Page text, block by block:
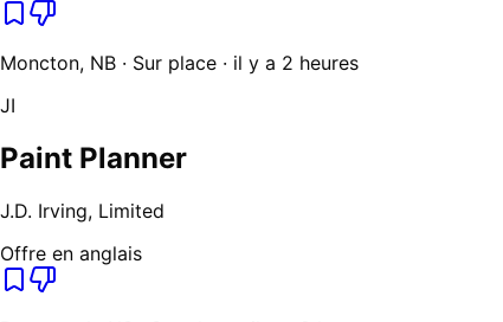
Moncton, NB · Sur place · il y a 2 heures
JI
Paint Planner
J.D. Irving, Limited
Offre en anglais